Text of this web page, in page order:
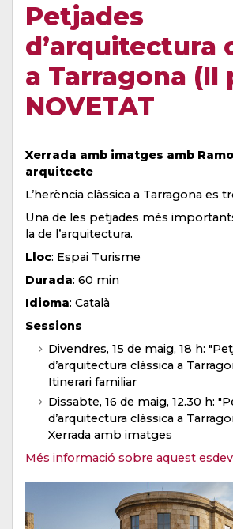
Petjades
d’arquitectura
a Tarragona (II
NOVETAT
Xerrada amb imatges amb
arquitecte
L’herència clàssica a Tarragona es
Una de les petjades més
la de l’arquitectura.
Lloc: Espai Turisme
Durada: 60 min
Idioma: Català
Sessions
Divendres, 15 de maig, 18 h:
d’arquitectura clàssica a
Itinerari familiar
Dissabte, 16 de maig, 12.30 h:
d’arquitectura clàssica a
Xerrada amb imatges
Més informació sobre aquest